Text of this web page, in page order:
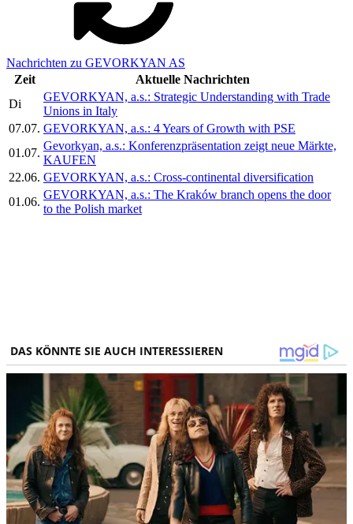
Nachrichten zu GEVORKYAN AS
Zeit
Aktuelle Nachrichten
Di
GEVORKYAN, a.s.: Strategic Understanding with Trade
Unions in Italy
07.07. GEVORKYAN, a.s.: 4 Years of Growth with PSE
01.07.
Gevorkyan, a.s.: Konferenzpräsentation zeigt neue Märkte,
KAUFEN
22.06. GEVORKYAN, a.s.: Cross-continental diversification
01.06.
GEVORKYAN, a.s.: The Kraków branch opens the door
to the Polish market